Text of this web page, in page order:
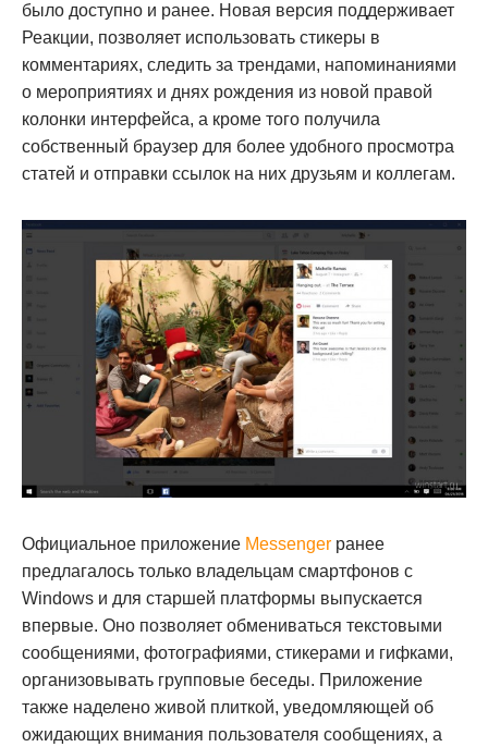
было доступно и ранее. Новая версия поддерживает
Реакции, позволяет использовать стикеры в
комментариях, следить за трендами, напоминаниями
о мероприятиях и днях рождения из новой правой
колонки интерфейса, а кроме того получила
собственный браузер для более удобного просмотра
статей и отправки ссылок на них друзьям и коллегам.
Официальное приложение Messenger ранее
предлагалось только владельцам смартфонов с
Windows и для старшей платформы выпускается
впервые. Оно позволяет обмениваться текстовыми
сообщениями, фотографиями, стикерами и гифками,
организовывать групповые беседы. Приложение
также наделено живой плиткой, уведомляющей об
ожидающих внимания пользователя сообщениях, а